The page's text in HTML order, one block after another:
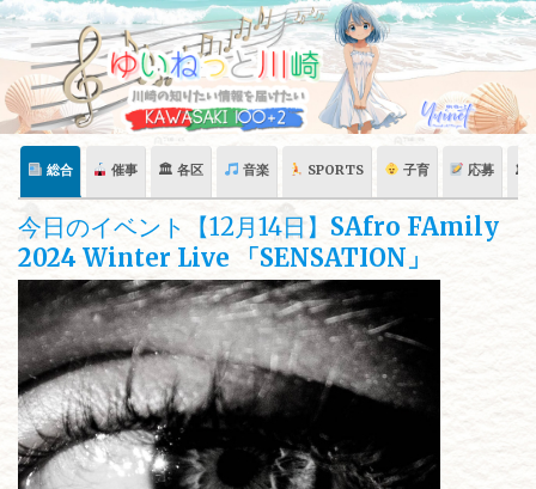
Skip
content
総合 催事 🏛 各区 音楽 SPORTS 子育 応募 🏛
今日のイベント【12月14日】 SAfro FAmily
2024 Winter Live 「SENSATION」